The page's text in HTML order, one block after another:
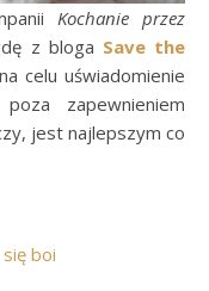
Kochanie przez
z bloga Save the
celu uświadomienie
zapewnieniem
jest najlepszym co
boi